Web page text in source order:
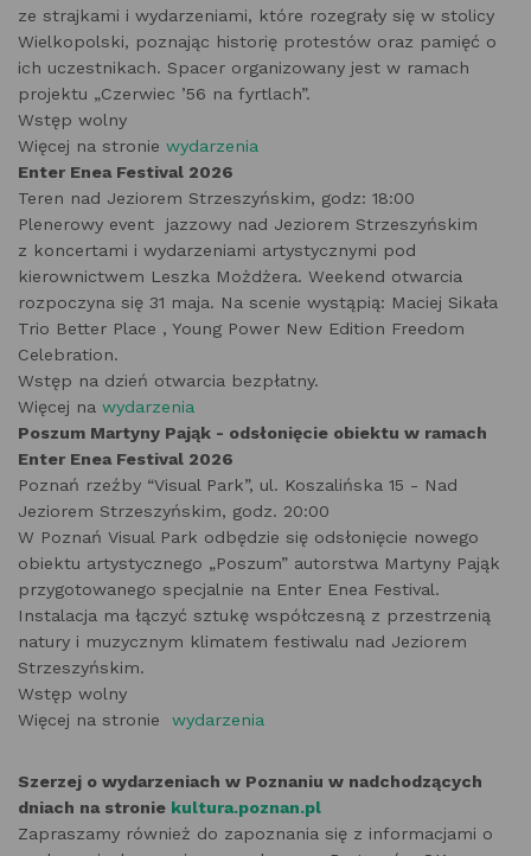
ze strajkami i wydarzeniami, które rozegrały się w stolicy
Wielkopolski, poznając historię protestów oraz pamięć o
ich uczestnikach. Spacer organizowany jest w ramach
projektu „Czerwiec ’56 na fyrtlach”.
Wstęp wolny
Więcej na stronie wydarzenia
Enter Enea Festival 2026
Teren nad Jeziorem Strzeszyńskim, godz: 18:00
Plenerowy event jazzowy nad Jeziorem Strzeszyńskim
z koncertami i wydarzeniami artystycznymi pod
kierownictwem Leszka Możdżera. Weekend otwarcia
rozpoczyna się 31 maja. Na scenie wystąpią: Maciej Sikała
Trio Better Place , Young Power New Edition Freedom
Celebration.
Wstęp na dzień otwarcia bezpłatny.
Więcej na wydarzenia
Poszum Martyny Pająk - odsłonięcie obiektu w ramach
Enter Enea Festival 2026
Poznań rzeźby “Visual Park”, ul. Koszalińska 15 - Nad
Jeziorem Strzeszyńskim, godz. 20:00
W Poznań Visual Park odbędzie się odsłonięcie nowego
obiektu artystycznego „Poszum” autorstwa Martyny Pająk
przygotowanego specjalnie na Enter Enea Festival.
Instalacja ma łączyć sztukę współczesną z przestrzenią
natury i muzycznym klimatem festiwalu nad Jeziorem
Strzeszyńskim.
Wstęp wolny
Więcej na stronie wydarzenia
Szerzej o wydarzeniach w Poznaniu w nadchodzących
dniach na stronie kultura.poznan.pl
Zapraszamy również do zapoznania się z informacjami o